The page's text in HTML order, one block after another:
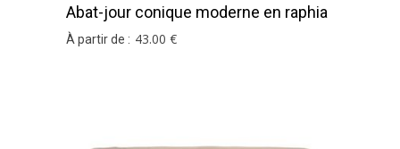
Abat-jour conique moderne en raphia
brun
À partir de : 43.00 €